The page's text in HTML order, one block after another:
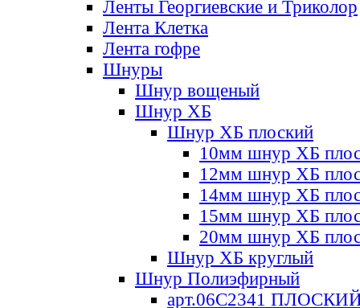
Ленты Георгиевские и Триколор
Лента Клетка
Лента гофре
Шнуры
Шнур вощеный
Шнур ХБ
Шнур ХБ плоский
10мм шнур ХБ
12мм шнур ХБ
14мм шнур ХБ
15мм шнур ХБ
20мм шнур ХБ
Шнур ХБ круглый
Шнур Полиэфирный
арт.06С2341